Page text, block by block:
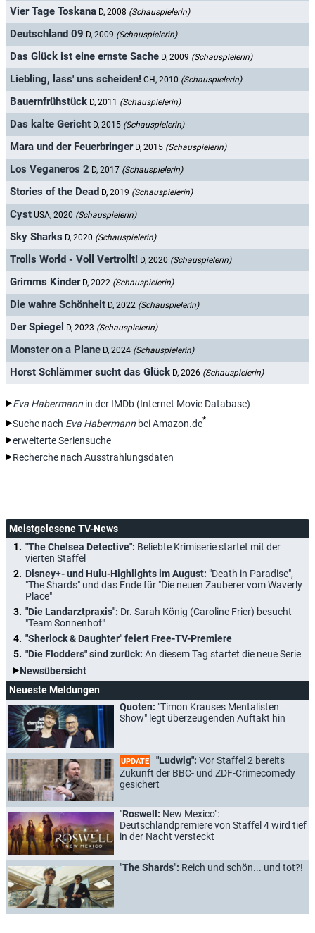
Vier Tage Toskana D, 2008 (Schauspielerin)
Deutschland 09 D, 2009 (Schauspielerin)
Das Glück ist eine ernste Sache D, 2009 (Schauspielerin)
Liebling, lass' uns scheiden! CH, 2010 (Schauspielerin)
Bauernfrühstück D, 2011 (Schauspielerin)
Das kalte Gericht D, 2015 (Schauspielerin)
Mara und der Feuerbringer D, 2015 (Schauspielerin)
Los Veganeros 2 D, 2017 (Schauspielerin)
Stories of the Dead D, 2019 (Schauspielerin)
Cyst USA, 2020 (Schauspielerin)
Sky Sharks D, 2020 (Schauspielerin)
Trolls World - Voll Vertrollt! D, 2020 (Schauspielerin)
Grimms Kinder D, 2022 (Schauspielerin)
Die wahre Schönheit D, 2022 (Schauspielerin)
Der Spiegel D, 2023 (Schauspielerin)
Monster on a Plane D, 2024 (Schauspielerin)
Horst Schlämmer sucht das Glück D, 2026 (Schauspielerin)
Eva Habermann in der IMDb (Internet Movie Database)
Suche nach Eva Habermann bei Amazon.de*
erweiterte Seriensuche
Recherche nach Ausstrahlungsdaten
Meistgelesene TV-News
"The Chelsea Detective": Beliebte Krimiserie startet mit der
vierten Staffel
Disney+- und Hulu-Highlights im August: "Death in Paradise",
"The Shards" und das Ende für "Die neuen Zauberer vom Waverly
Place"
"Die Landarztpraxis": Dr. Sarah König (Caroline Frier) besucht
"Team Sonnenhof"
"Sherlock & Daughter" feiert Free-TV-Premiere
"Die Flodders" sind zurück: An diesem Tag startet die neue Serie
Newsübersicht
Neueste Meldungen
Quoten: "Timon Krauses Mentalisten
Show" legt überzeugenden Auftakt hin
UPDATE "Ludwig": Vor Staffel 2 bereits
Zukunft der BBC- und ZDF-Crimecomedy
gesichert
"Roswell: New Mexico":
Deutschlandpremiere von Staffel 4 wird tief
in der Nacht versteckt
"The Shards": Reich und schön... und tot?!